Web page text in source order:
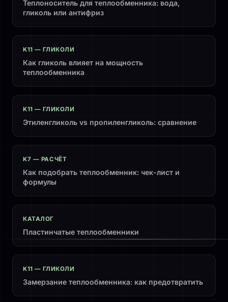
Теплоноситель для теплообменника: вода,
гликоль или антифриз
K11 — ГЛИКОЛИ
Как гликоль влияет на мощность
теплообменника
K11 — ГЛИКОЛИ
Этиленгликоль vs пропиленгликоль: сравнение
K7 — РАСЧЁТ
Как подобрать теплообменник: чек-лист и
формулы
КАТАЛОГ
Пластинчатые теплообменники
K11 — ГЛИКОЛИ
Замерзание теплообменника: как предотвратить